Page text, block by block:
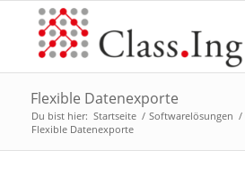
Flexible Datenexporte
Du bist hier: Startseite / Softwarelösungen /
Flexible Datenexporte